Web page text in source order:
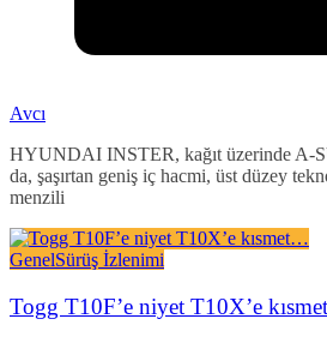
Avcı
HYUNDAI INSTER, kağıt üzerinde A-
da, şaşırtan geniş iç hacmi, üst düzey
menzili
GenelSürüş İzlenimi
Togg T10F’e niyet T10X’e